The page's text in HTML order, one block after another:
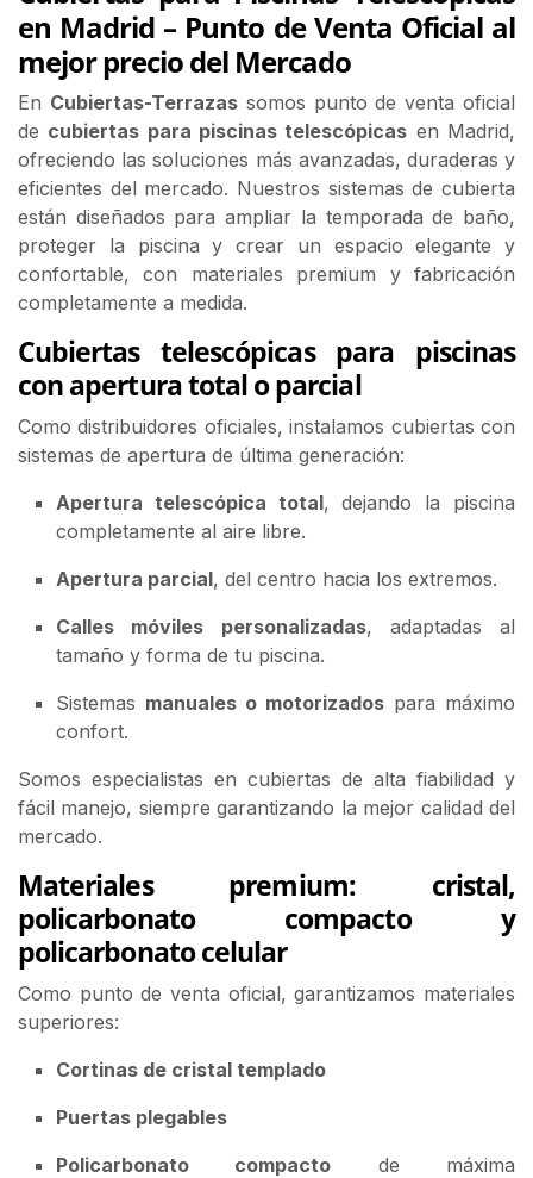
en Madrid – Punto de Venta Oficial al
mejor precio del Mercado
En Cubiertas-Terrazassomos punto de venta oficial
de cubiertas para piscinas telescópicas en Madrid,
ofreciendo las soluciones más avanzadas, duraderas y
eficientes del mercado. Nuestros sistemas de cubierta
están diseñados para ampliar la temporada de baño,
proteger la piscina y crear un espacio elegante y
confortable, con materiales premium y fabricación
completamente a medida.
Cubiertas telescópicas para piscinas
con apertura total o parcial
Como distribuidores oficiales, instalamos cubiertas con
sistemas de apertura de última generación:
Apertura telescópica total, dejando la piscina
completamente al aire libre.
Apertura parcial, del centro hacia los extremos.
Calles móviles personalizadas, adaptadas al
tamaño y forma de tu piscina.
Sistemas manuales o motorizados para máximo
confort.
Somos especialistas en cubiertas de alta fiabilidad y
fácil manejo, siempre garantizando la mejor calidad del
mercado.
Materiales premium: cristal,
policarbonato compacto y
policarbonato celular
Como punto de venta oficial, garantizamos materiales
superiores:
Cortinas de cristal templado
Puertas plegables
Policarbonato compacto de máxima